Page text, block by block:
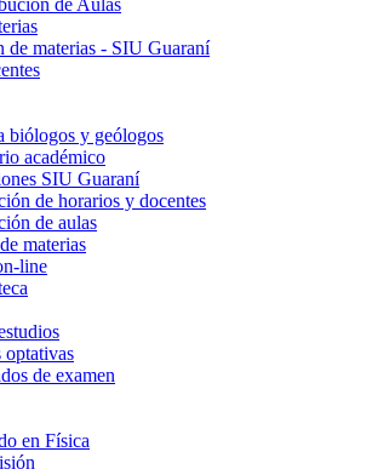
de materias - SIU Guaraní
biólogos y geólogos
académico
SIU Guaraní
de horarios y docentes
de aulas
materias
line
optativas
de examen
en Física